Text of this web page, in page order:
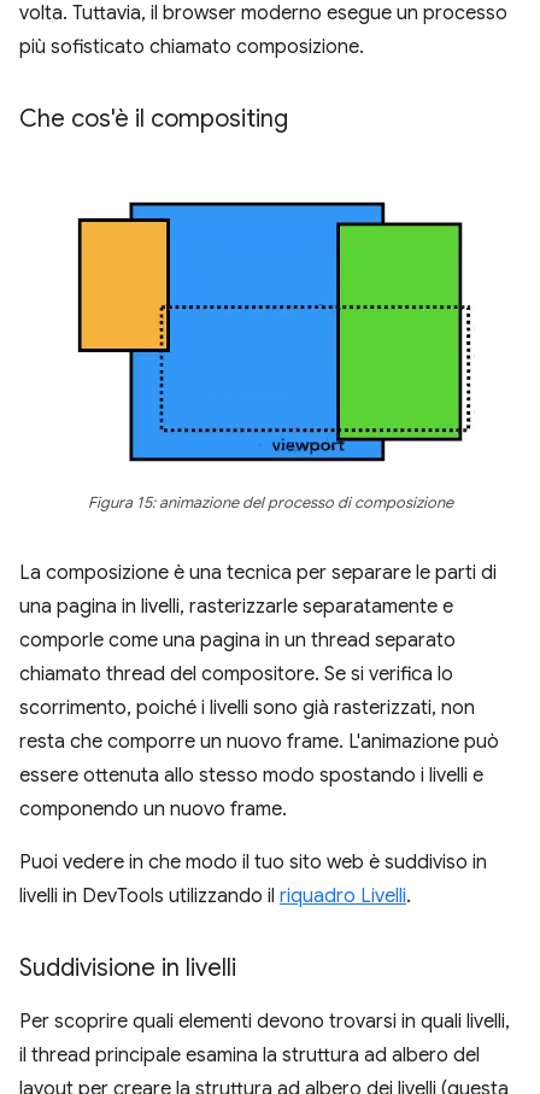
volta. Tuttavia, il browser moderno esegue un processo
più sofisticato chiamato composizione.
Che cos'è il compositing
Figura 15: animazione del processo di composizione
La composizione è una tecnica per separare le parti di
una pagina in livelli, rasterizzarle separatamente e
comporle come una pagina in un thread separato
chiamato thread del compositore. Se si verifica lo
scorrimento, poiché i livelli sono già rasterizzati, non
resta che comporre un nuovo frame. L'animazione può
essere ottenuta allo stesso modo spostando i livelli e
componendo un nuovo frame.
Puoi vedere in che modo il tuo sito web è suddiviso in
livelli in DevTools utilizzando il riquadro Livelli.
Suddivisione in livelli
Per scoprire quali elementi devono trovarsi in quali livelli,
il thread principale esamina la struttura ad albero del